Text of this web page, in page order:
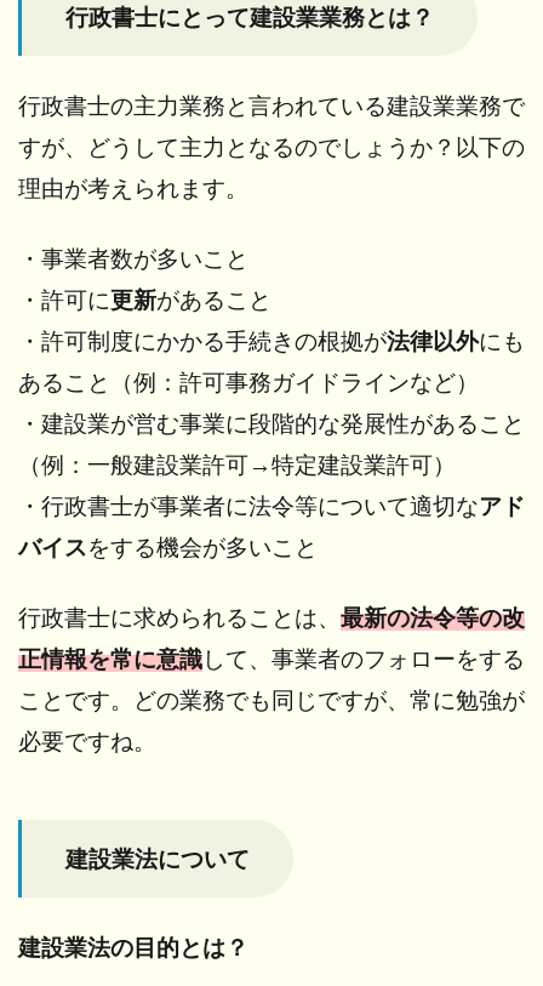
業法
ら”
3.3
建設
業法
4
どん
なと
建設
業の
許可
が必
要？
4.1
【 許
不要
な軽
微な
建設
工事
と
【 許
な工
行政書士にとって建設業業務とは？
行政書士の主力業務と言われている建設業業務で
すが、どうして主力となるのでしょうか？以下の
理由が考えられます。
・事業者数が多いこと
・許可に更新があること
・許可制度にかかる手続きの根拠が法律以外にも
あること（例：許可事務ガイドラインなど）
・建設業が営む事業に段階的な発展性があること
（例：一般建設業許可→特定建設業許可）
・行政書士が事業者に法令等について適切なアド
バイスをする機会が多いこと
行政書士に求められることは、 最新の法令等の改
正情報を常に意識して、事業者のフォローをする
ことです。どの業務でも同じですが、常に勉強が
必要ですね。
建設業法について
建設業法の目的とは？